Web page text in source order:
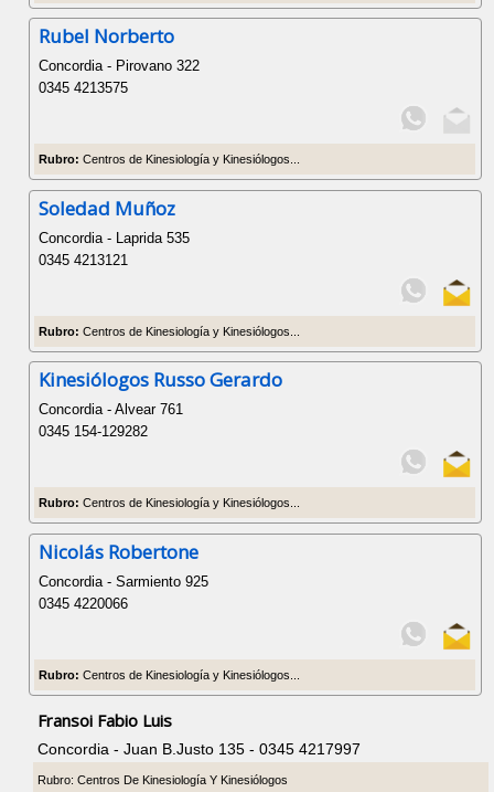
Rubel Norberto
Concordia - Pirovano 322
0345 4213575
Rubro: Centros de Kinesiología y Kinesiólogos...
Soledad Muñoz
Concordia - Laprida 535
0345 4213121
Rubro: Centros de Kinesiología y Kinesiólogos...
Kinesiólogos Russo Gerardo
Concordia - Alvear 761
0345 154-129282
Rubro: Centros de Kinesiología y Kinesiólogos...
Nicolás Robertone
Concordia - Sarmiento 925
0345 4220066
Rubro: Centros de Kinesiología y Kinesiólogos...
Fransoi Fabio Luis
Concordia - Juan B.Justo 135 - 0345 4217997
Rubro: Centros De Kinesiología Y Kinesiólogos